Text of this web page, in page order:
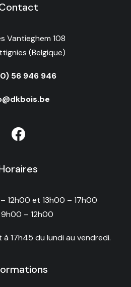
Vantieghem 108
(Belgique)
56 946 946
12h00 et 13h00 – 17h00
9h00 – 12h00
17h45 du lundi au vendredi.